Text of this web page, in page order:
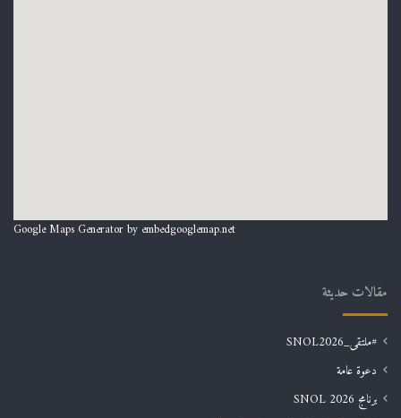
Google Maps Generator by embedgooglemap.net
مقالات حديثة
#ملتقى_SNOL2026
دعوة عامة
برنامج SNOL 2026